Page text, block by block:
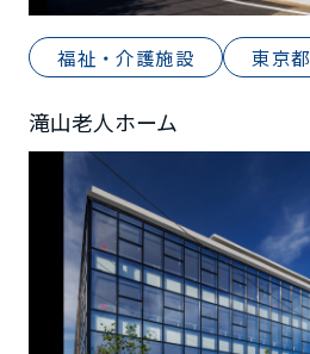
福祉・介護施設 東京都
滝山老人ホーム